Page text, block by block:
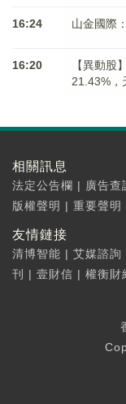
16:24 山金國際
16:20
【異動股
21.43%，
相關訊息
法定公告欄 | 廣告查
版權聲明 | 重要聲明
友情鏈接
清博智能 | 艾媒諮詢
刊
| 壹財信 | 權衡財